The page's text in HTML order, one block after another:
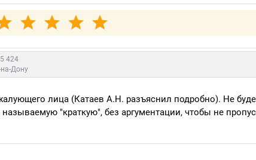
424
Дону
лица (Катаев А.Н. разъяснил подробно). Не
"краткую", без аргументации, чтобы не